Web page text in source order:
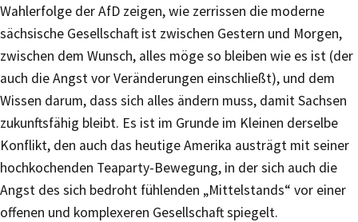
Wahlerfolge der AfD zeigen, wie zerrissen die moderne
sächsische Gesellschaft ist zwischen Gestern und Morgen,
zwischen dem Wunsch, alles möge so bleiben wie es ist (der
auch die Angst vor Veränderungen einschließt), und dem
Wissen darum, dass sich alles ändern muss, damit Sachsen
zukunftsfähig bleibt. Es ist im Grunde im Kleinen derselbe
Konflikt, den auch das heutige Amerika austrägt mit seiner
hochkochenden Teaparty-Bewegung, in der sich auch die
Angst des sich bedroht fühlenden „Mittelstands“ vor einer
offenen und komplexeren Gesellschaft spiegelt.